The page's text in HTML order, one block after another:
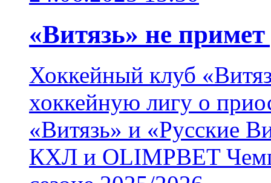
«Витязь» не примет
Хоккейный клуб
хоккейную лигу о
«Витязь» и «Русские
КХЛ и OLIMPBET